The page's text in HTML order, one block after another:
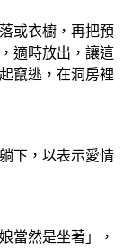
或衣櫥，再把預
適時放出，讓這
竄逃，在洞房裡
下，以表示愛情
當然是坐著」，